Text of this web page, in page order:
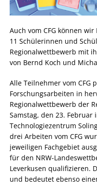
Auch vom CFG können
11 Schülerinnen und
Regionalwettbewerb mit
von Bernd Koch und
Alle Teilnehmer vom CFG
Forschungsarbeiten in
Regionalwettbewerb der
Samstag, den 23. Februar
Technologiezentrum
drei Arbeiten vom CFG
jeweiligen Fachgebiet
für den NRW-
Leverkusen qualifizieren.
und bedeutet ebenso